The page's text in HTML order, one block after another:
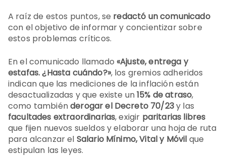
A raíz de estos puntos, se redactó un comunicado
con el objetivo de informar y concientizar sobre
estos problemas críticos.
En el comunicado llamado «Ajuste, entrega y
estafas. ¿Hasta cuándo?», los gremios adheridos
indican que las mediciones de la inflación están
desactualizadas y que existe un15% de atraso,
como tambiénderogar el Decreto 70/23y las
facultades extraordinarias, exigir paritarias libres
que fijen nuevos sueldos y elaborar una hoja de ruta
para alcanzar el Salario Mínimo, Vital y Móvil que
estipulan las leyes.